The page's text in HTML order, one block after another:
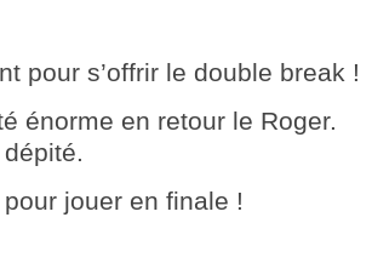
pour s’offrir le double break !
énorme en retour le Roger.
jouer en finale !